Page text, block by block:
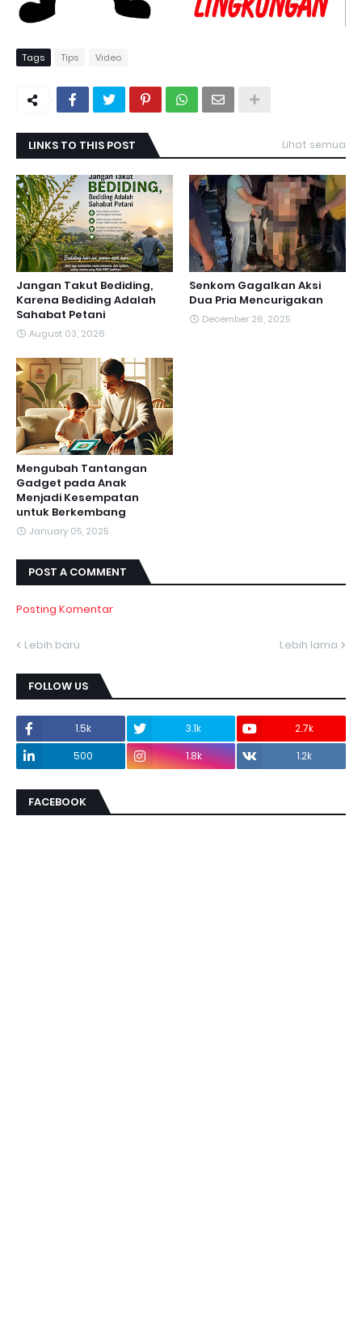
Tags Tips Video
LINKS TO THIS POST Lihat semua
Jangan Takut Bediding,
Karena Bediding Adalah
Sahabat Petani
August 03, 2026
Senkom Gagalkan Aksi
Dua Pria Mencurigakan
December 26, 2025
Mengubah Tantangan
Gadget pada Anak
Menjadi Kesempatan
untuk Berkembang
January 05, 2025
POST A COMMENT
Posting Komentar
Lebih baru Lebih lama
FOLLOW US
1.5k 3.1k
2.7k
500
1.8k 1.2k
FACEBOOK